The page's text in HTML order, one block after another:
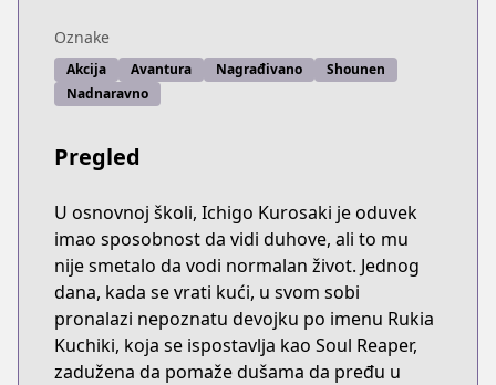
Oznake
Akcija Avantura Nagrađivano
Shounen
Nadnaravno
Pregled
U osnovnoj školi, Ichigo Kurosaki je oduvek
imao sposobnost da vidi duhove, ali to mu
nije smetalo da vodi normalan život. Jednog
dana, kada se vrati kući, u svom sobi
pronalazi nepoznatu devojku po imenu Rukia
Kuchiki, koja se ispostavlja kao Soul Reaper,
zadužena da pomaže dušama da pređu u